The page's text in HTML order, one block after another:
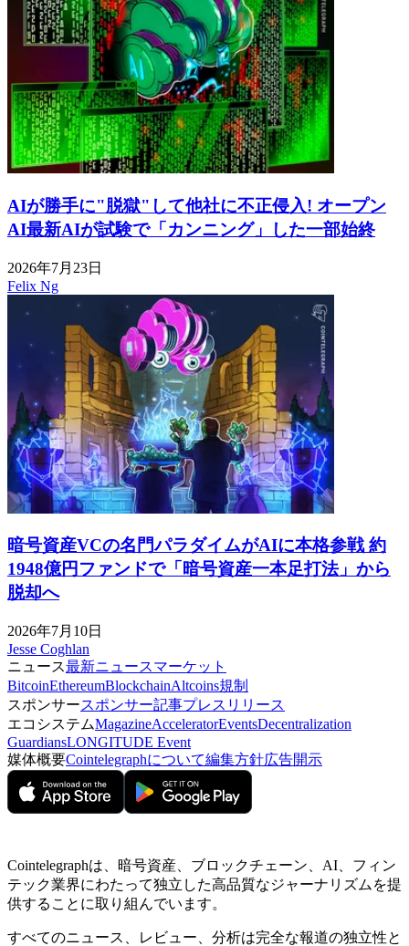
AIが勝手に"脱獄"して他社に不正侵入! オープン
AI最新AIが試験で「カンニング」した一部始終
2026年7月23日
Felix Ng
暗号資産VCの名門パラダイムがAIに本格参戦 約
1948億円ファンドで「暗号資産一本足打法」から
脱却へ
2026年7月10日
Jesse Coghlan
ニュース最新ニュースマーケット
BitcoinEthereumBlockchainAltcoins規制
スポンサースポンサー記事プレスリリース
エコシステムMagazineAcceleratorEventsDecentralization
GuardiansLONGITUDE Event
媒体概要Cointelegraphについて編集方針広告開示
Cointelegraphは、暗号資産、ブロックチェーン、AI、フィン
テック業界にわたって独立した高品質なジャーナリズムを提
供することに取り組んでいます。
すべてのニュース、レビュー、分析は完全な報道の独立性と